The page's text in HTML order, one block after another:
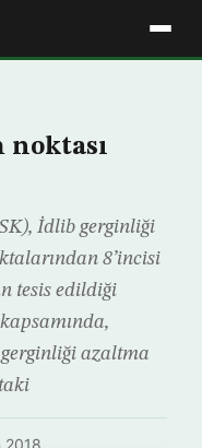
noktası
İdlib gerginliği
8’incisi
tesis edildiği
gerginliği azaltma
2018